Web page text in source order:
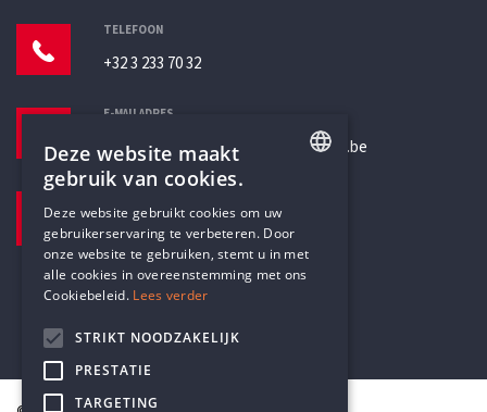
TELEFOON
+32 3 233 70 32
E-MAILADRES
secretariaat@humanistischverbond.be
Pottenbrug 4
Antwerpen, 2000
DUTCH
Deze website maakt
gebruik van cookies.
Deze website gebruikt cookies om uw
gebruikerservaring te verbeteren. Door
onze website te gebruiken, stemt u in met
alle cookies in overeenstemming met ons
Cookiebeleid. Lees verder
STRIKT NOODZAKELIJK
PRESTATIE
TARGETING